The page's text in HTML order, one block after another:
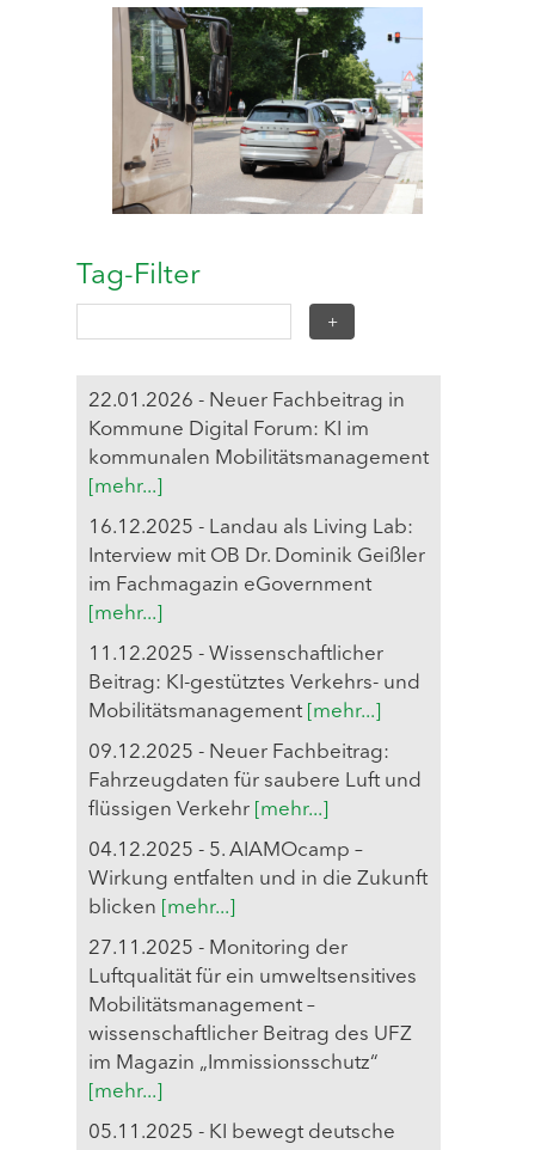
Tag-Filter
22.01.2026 - Neuer Fachbeitrag in
Kommune Digital Forum: KI im
kommunalen Mobilitätsmanagement
[mehr...]
16.12.2025 - Landau als Living Lab:
Interview mit OB Dr. Dominik Geißler
im Fachmagazin eGovernment
[mehr...]
11.12.2025 - Wissenschaftlicher
Beitrag: KI-gestütztes Verkehrs- und
Mobilitätsmanagement [mehr...]
09.12.2025 - Neuer Fachbeitrag:
Fahrzeugdaten für saubere Luft und
flüssigen Verkehr [mehr...]
04.12.2025 - 5. AIAMOcamp –
Wirkung entfalten und in die Zukunft
blicken
[mehr...]
27.11.2025 - Monitoring der
Luftqualität für ein umweltsensitives
Mobilitätsmanagement –
wissenschaftlicher Beitrag des UFZ
im Magazin „Immissionsschutz“
[mehr...]
05.11.2025 - KI bewegt deutsche